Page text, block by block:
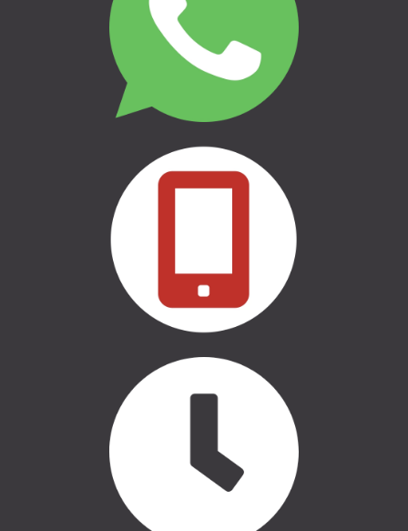
THULE | ĢIMENEI UN BĒRNIEM
THULE | CEĻOŠANAI UN
KEMPINGAM
THULE | MARĶĪZES UN SĀNU
THULE | SOMAS
CASE LOGIC | SOMAS